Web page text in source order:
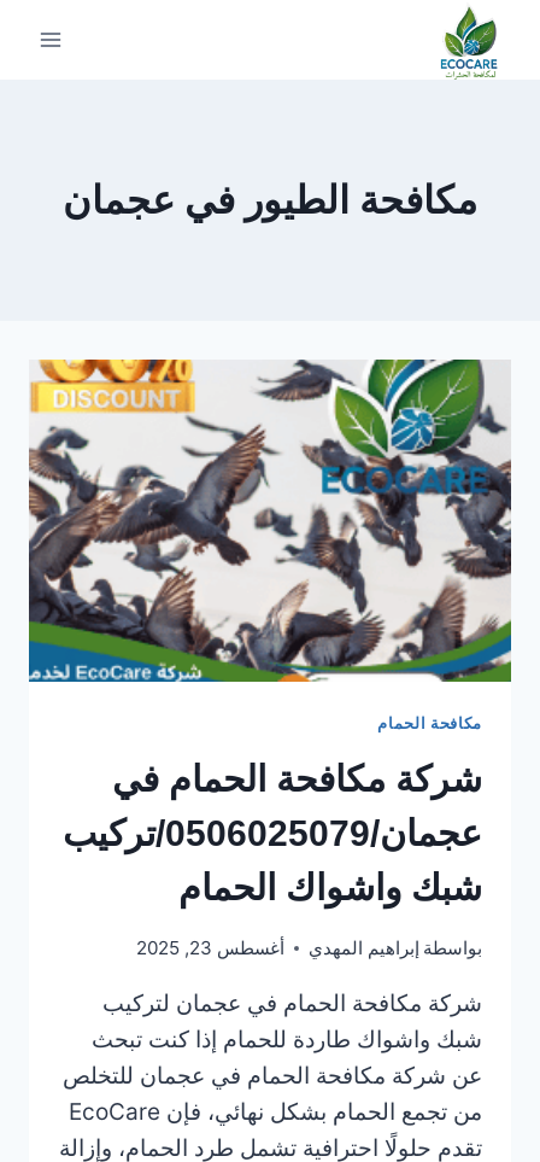
التجاوز
مكافحة الطيور في عجمان
مكافحة الحمام
شركة مكافحة الحمام في
عجمان/0506025079/تركيب
شبك واشواك الحمام
بواسطة إبراهيم المهدي أغسطس 23, 2025
شركة مكافحة الحمام في عجمان لتركيب
شبك واشواك طاردة للحمام إذا كنت تبحث
عن شركة مكافحة الحمام في عجمان للتخلص
من تجمع الحمام بشكل نهائي، فإن EcoCare
تقدم حلولًا احترافية تشمل طرد الحمام، وإزالة